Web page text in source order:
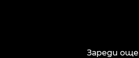
Зареди още